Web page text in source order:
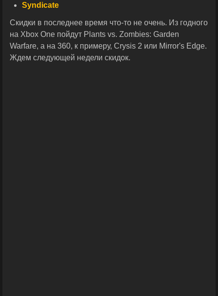
Syndicate
Скидки в последнее время что-то не очень. Из годного
на Xbox One пойдут Plants vs. Zombies: Garden
Warfare, а на 360, к примеру, Crysis 2 или Mirror's Edge.
Ждем следующей недели скидок.